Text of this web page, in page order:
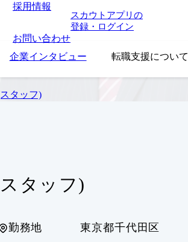
採用情報
お問い合わせ
スカウトアプリの
登録・ログイン
企業インタビュー 転職支援について
タッフ)
タッフ)
勤務地 東京都千代田区